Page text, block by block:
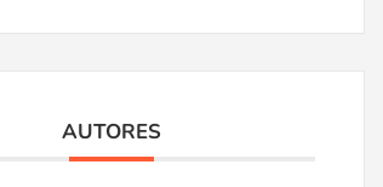
AUTORES